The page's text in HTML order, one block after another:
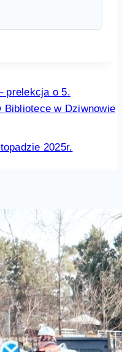
prelekcja o 5.
Bibliotece w Dziwnowie
2025r.